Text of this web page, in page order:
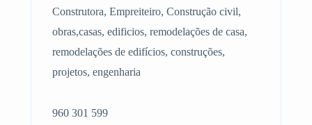
Construtora, Empreiteiro, Construção civil,
obras,casas, edificios, remodelações de casa,
remodelações de edifícios, construções,
projetos, engenharia
960 301 599